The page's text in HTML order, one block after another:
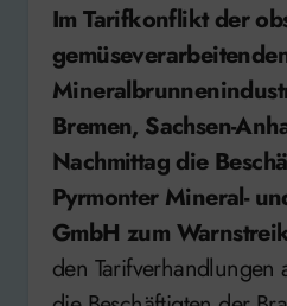
Im Tarifkonflikt der obst- und
Bremen, Sachsen-
Nachmittag die
Pyrmonter Mineral-
GmbH zum
den